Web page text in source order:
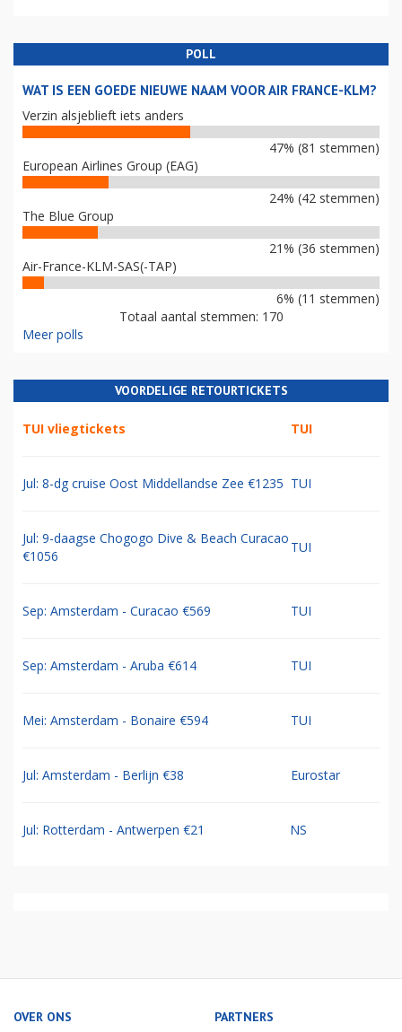
POLL
WAT IS EEN GOEDE NIEUWE NAAM VOOR AIR FRANCE-KLM?
Verzin alsjeblieft iets anders
47% (81 stemmen)
European Airlines Group (EAG)
24% (42 stemmen)
The Blue Group
21% (36 stemmen)
Air-France-KLM-SAS(-TAP)
6% (11 stemmen)
Totaal aantal stemmen: 170
Meer polls
VOORDELIGE RETOURTICKETS
TUI vliegtickets TUI
Jul: 8-dg cruise Oost Middellandse Zee €1235 TUI
Jul: 9-daagse Chogogo Dive & Beach Curacao
€1056
TUI
Sep: Amsterdam - Curacao €569 TUI
Sep: Amsterdam - Aruba €614 TUI
Mei: Amsterdam - Bonaire €594 TUI
Jul: Amsterdam - Berlijn €38 Eurostar
Jul: Rotterdam - Antwerpen €21 NS
OVER ONS PARTNERS